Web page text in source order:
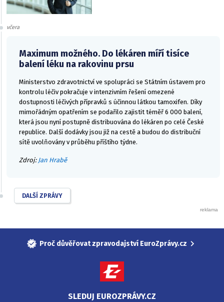
včera
Maximum možného. Do lékáren míří tisíce
balení léku na rakovinu prsu
Ministerstvo zdravotnictví ve spolupráci se Státním ústavem pro
kontrolu léčiv pokračuje v intenzivním řešení omezené
dostupnosti léčivých přípravků s účinnou látkou tamoxifen. Díky
mimořádným opatřením se podařilo zajistit téměř 6 000 balení,
která jsou nyní postupně distribuována do lékáren po celé České
republice. Další dodávky jsou již na cestě a budou do distribuční
sítě uvolňovány v průběhu příštího týdne.
Zdroj: Jan Hrabě
DALŠÍ ZPRÁVY
Proč důvěřovat zpravodajství EuroZprávy.cz
SLEDUJ EUROZPRÁVY.CZ